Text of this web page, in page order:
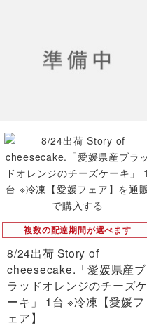
複数の配達期間が選べます
8/24出荷 Story of
cheesecake.「愛媛県産ブ
ラッドオレンジのチーズケ
ーキ」 1台 ※冷凍【愛媛フ
ェア】